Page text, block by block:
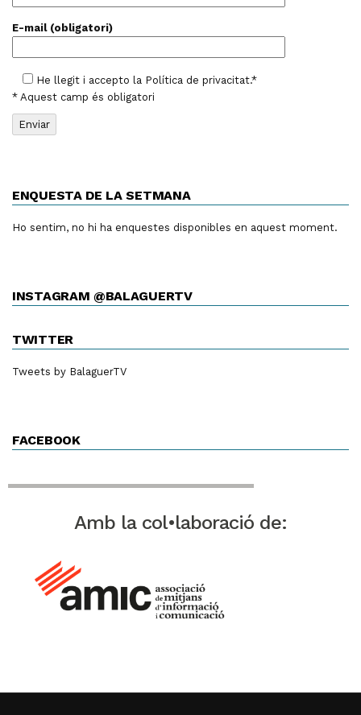
E-mail (obligatori)
He llegit i accepto la Política de privacitat.*
* Aquest camp és obligatori
ENQUESTA DE LA SETMANA
Ho sentim, no hi ha enquestes disponibles en aquest moment.
INSTAGRAM @BALAGUERTV
TWITTER
Tweets by BalaguerTV
FACEBOOK
Amb la col•laboració de: